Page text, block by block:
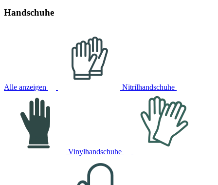
Handschuhe
Alle anzeigen Nitrilhandschuhe
Vinylhandschuhe